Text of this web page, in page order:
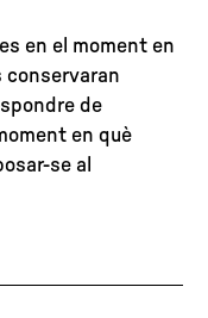
en el moment en
conservaran
de
en què
se al